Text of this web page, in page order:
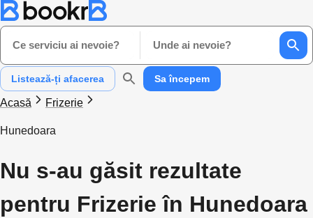
Ce serviciu ai nevoie? Unde ai nevoie?
Listează-ți afacerea Sa începem
Acasă Frizerie
Hunedoara
Nu s-au găsit rezultate
pentru Frizerie în Hunedoara